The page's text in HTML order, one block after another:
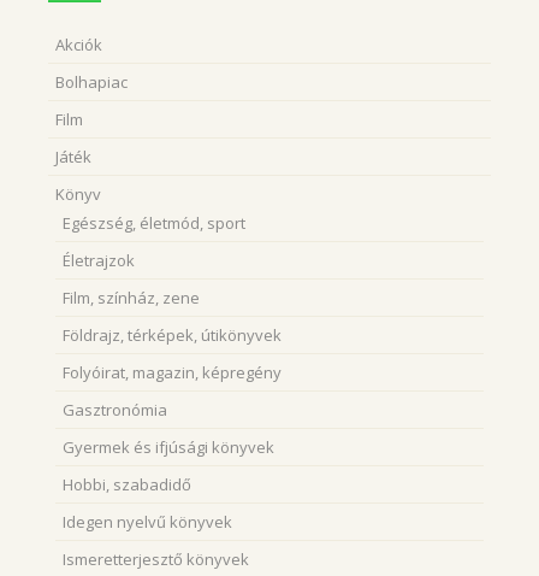
Akciók
Bolhapiac
Film
Játék
Könyv
Egészség, életmód, sport
Életrajzok
Film, színház, zene
Földrajz, térképek, útikönyvek
Folyóirat, magazin, képregény
Gasztronómia
Gyermek és ifjúsági könyvek
Hobbi, szabadidő
Idegen nyelvű könyvek
Ismeretterjesztő könyvek